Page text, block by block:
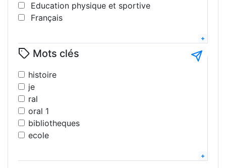
Education physique et sportive
Français
Histoire
Interdisciplinaire
Lettres modernes
Littérature
Mathématiques
Philosophie
Science de la vie et de la terre
Sciences pshysiques - chimie
Technologie
Mots clés
histoire
je
ral
oral 1
bibliotheques
ecole
2025